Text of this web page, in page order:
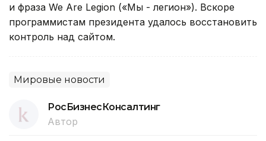
и фраза We Are Legion («Мы - легион»). Вскоре
программистам президента удалось восстановить
контроль над сайтом.
Мировые новости
РосБизнесКонсалтинг
Автор